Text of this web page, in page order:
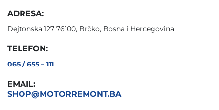
ADRESA:
Dejtonska 127 76100, Brčko, Bosna i Hercegovina
TELEFON:
065 / 655 – 111
EMAIL:
SHOP@MOTORREMONT.BA